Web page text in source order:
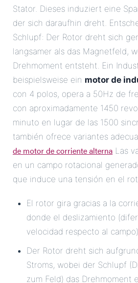
Stator. Dieses induziert eine
der sich daraufhin dreht.
Schlupf: Der Rotor dreht sich
langsamer als das Magnetfeld,
Drehmoment entsteht. Ein
beispielsweise ein motor de
con 4 polos, opera a 50Hz de
con aproximadamente 1450
minuto en lugar de las 1500
también ofrece variantes
de motor de corriente alterna Las
en un campo rotacional
que induce una tensión en el
El rotor gira gracias a la
donde el deslizamiento
velocidad respecto al
Der Rotor dreht sich
Stroms, wobei der Schlupf
zum Feld) das Drehmoment